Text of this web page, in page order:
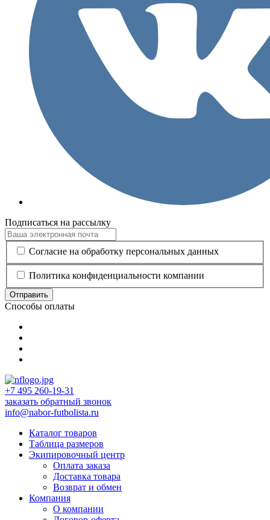
Подписаться на рассылку
Согласие на обработку персональных данных
Политика конфиденциальности компании
Отправить
Способы оплаты
+7 495 260-19-31
заказать обратный звонок
info@nabor-futbolista.ru
Каталог товаров
Таблица размеров
Экипировочный центр
Оплата заказа
Доставка товара
Возврат и обмен
Компания
О компании